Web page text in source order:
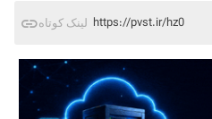
لینک کوتاه https://pvst.ir/hz0